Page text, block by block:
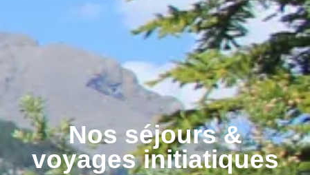
Nos séjours &
voyages initiatiques